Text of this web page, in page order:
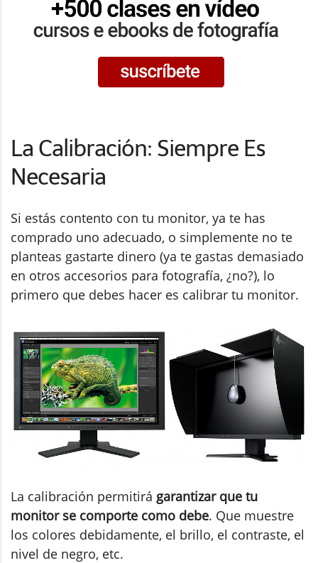
La Calibración: Siempre Es
Necesaria
Si estás contento con tu monitor, ya te has
comprado uno adecuado, o simplemente no te
planteas gastarte dinero (ya te gastas demasiado
en otros accesorios para fotografía, ¿no?), lo
primero que debes hacer es calibrar tu monitor.
La calibración permitirá garantizar que tu
monitor se comporte como debe. Que muestre
los colores debidamente, el brillo, el contraste, el
nivel de negro, etc.